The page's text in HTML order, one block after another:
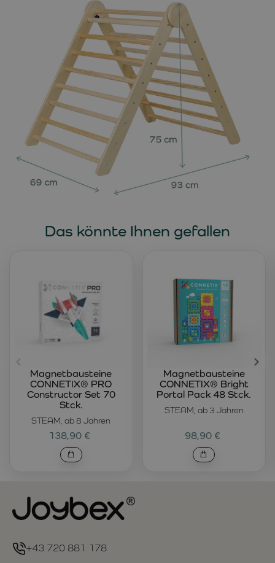
Das könnte Ihnen gefallen
STEAM, ab 8 Jahren
Magnetbausteine
CONNETIX® PRO
Constructor Set 70
Stck.
138,90 €
STEAM, ab 3 Jahren
Magnetbausteine
CONNETIX® Bright
Portal Pack 48 Stck.
98,90 €
+43 720 881 178